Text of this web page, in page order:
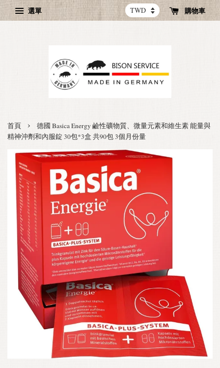
選單 購物車
首頁 ›
德國 Basica Energy 鹼性礦物質、微量元素和維生素 能量與
精神沖劑和內服錠 30包*3盒 共90包 3個月份量